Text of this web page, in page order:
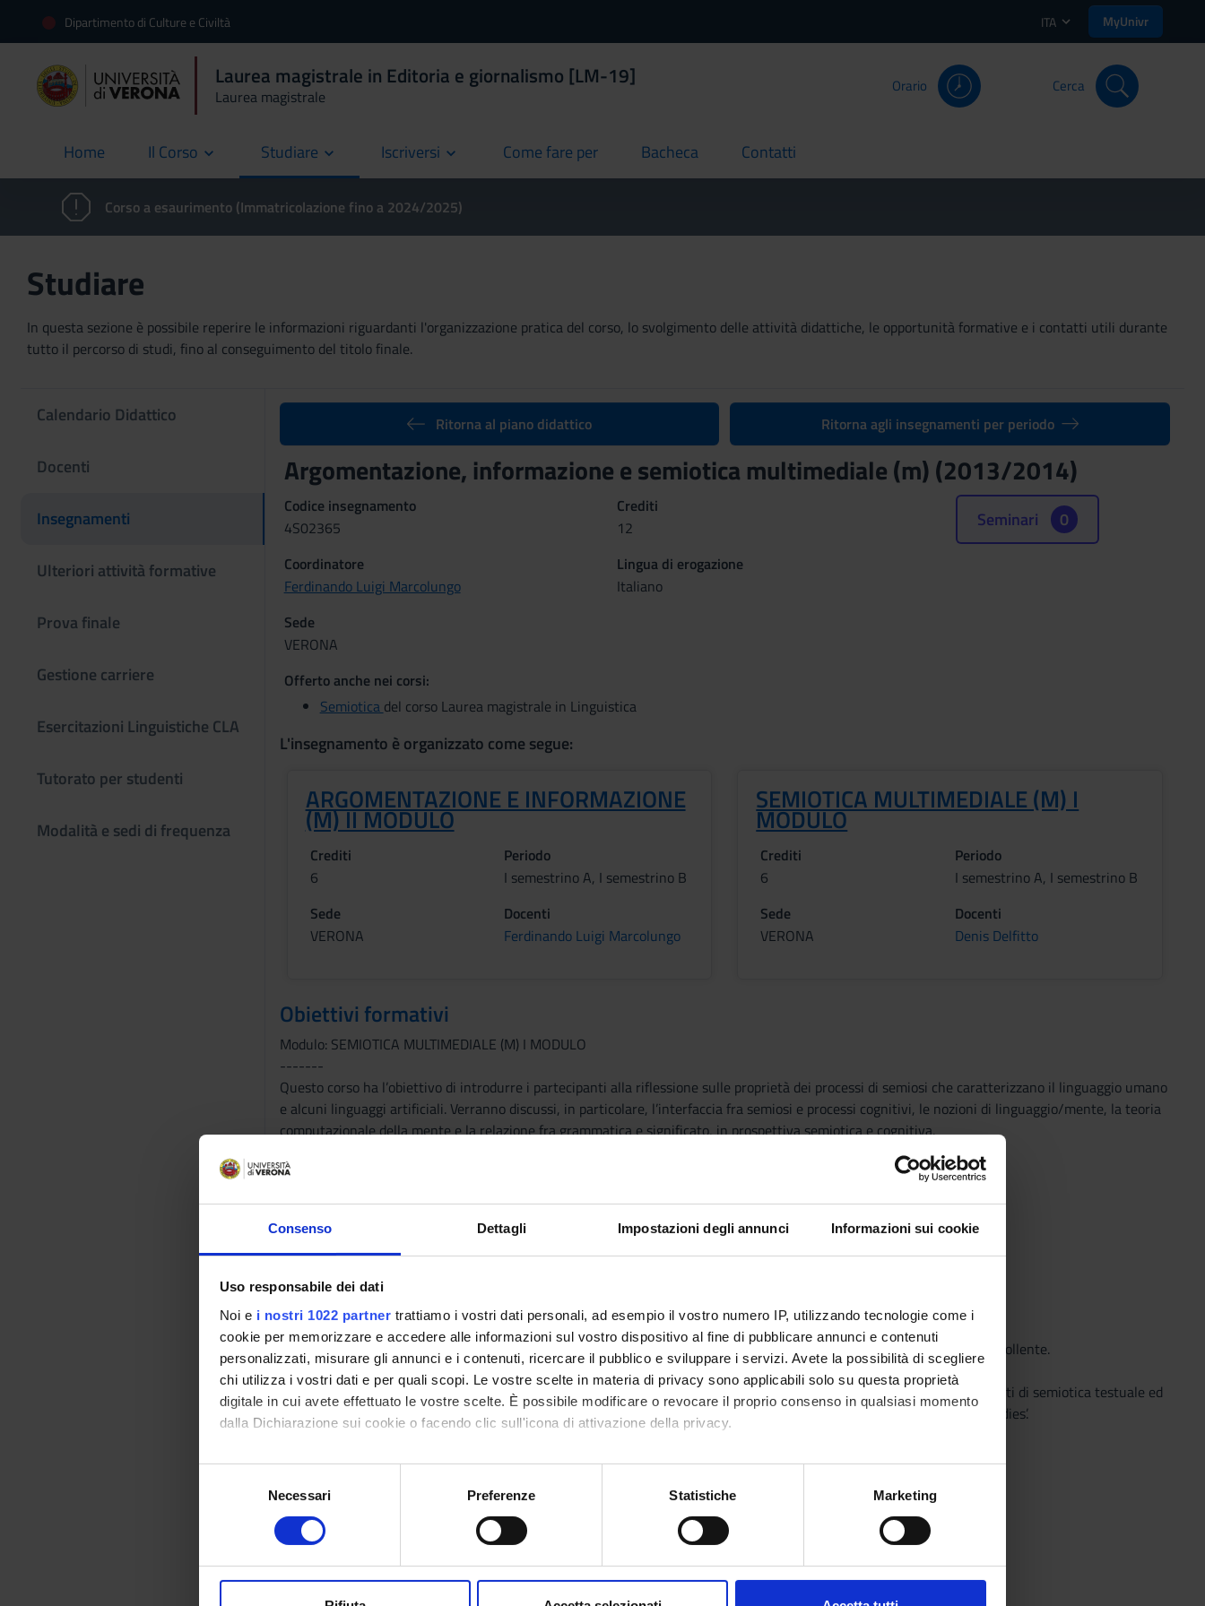
Consenso Dettagli Impostazioni degli annunci Informazioni sui cookie
Uso responsabile dei dati
Noi e i nostri 1022 partner trattiamo i vostri dati personali, ad esempio il vostro numero IP, utilizzando tecnologie come i
cookie per memorizzare e accedere alle informazioni sul vostro dispositivo al fine di pubblicare annunci e contenuti
personalizzati, misurare gli annunci e i contenuti, ricercare il pubblico e sviluppare i servizi. Avete la possibilità di scegliere
chi utilizza i vostri dati e per quali scopi. Le vostre scelte in materia di privacy sono applicabili solo su questa proprietà
digitale in cui avete effettuato le vostre scelte. È possibile modificare o revocare il proprio consenso in qualsiasi momento
dalla Dichiarazione sui cookie o facendo clic sull'icona di attivazione della privacy.
Con il tuo consenso, vorremmo anche:
raccogliere informazioni sulla tua posizione geografica, con un'approssimazione di qualche metro,
digitali).
modificare o ritirare il tuo consenso in qualsiasi momento dalla Dichiarazione sui cookie.
Necessari Preferenze Statistiche Marketing
Dipartimento di Culture e Civiltà ITA MyUnivr
Laurea magistrale in Editoria e giornalismo [LM-19]
Laurea magistrale
Orario Cerca
Home
current Il Corso Studiare Iscriversi Come fare per
current Bacheca
current Contatti
current
Corso a esaurimento (Immatricolazione fino a 2024/2025)
Studiare
In questa sezione è possibile reperire le informazioni riguardanti l'organizzazione pratica del corso, lo svolgimento delle attività didattiche, le opportunità formative e i contatti utili durante
tutto il percorso di studi, fino al conseguimento del titolo finale.
Calendario Didattico
Docenti
Insegnamenti
Ulteriori attività formative
Prova finale
Gestione carriere
Esercitazioni Linguistiche CLA
Tutorato per studenti
Modalità e sedi di frequenza
Ritorna al piano didattico Ritorna agli insegnamenti per periodo
Argomentazione, informazione e semiotica multimediale (m) (2013/2014)
Codice insegnamento
4S02365
Crediti
12
Coordinatore
Ferdinando Luigi Marcolungo
Lingua di erogazione
Italiano
Sede
VERONA
Offerto anche nei corsi:
Semiotica del corso Laurea magistrale in Linguistica
Seminari 0
L'insegnamento è organizzato come segue:
ARGOMENTAZIONE E INFORMAZIONE
(M) II MODULO
Crediti
6
Periodo
I semestrino A, I semestrino B
Sede
VERONA
Docenti
Ferdinando Luigi Marcolungo
SEMIOTICA MULTIMEDIALE (M) I
MODULO
Crediti
6
Periodo
I semestrino A, I semestrino B
Sede
VERONA
Docenti
Denis Delfitto
Obiettivi formativi
Modulo: SEMIOTICA MULTIMEDIALE (M) I MODULO
-------
Questo corso ha l’obiettivo di introdurre i partecipanti alla riflessione sulle proprietà dei processi di semiosi che caratterizzano il linguaggio umano
e alcuni linguaggi artificiali. Verranno discussi, in particolare, l’interfaccia fra semiosi e processi cognitivi, le nozioni di linguaggio/mente, la teoria
computazionale della mente e la relazione fra grammatica e significato, in prospettiva semiotica e cognitiva.
introdurre ai modelli dell’argomentazione con specifico riferimento alla comunicazione multimediale.
Programma
Modulo: SEMIOTICA MULTIMEDIALE (M) I MODULO
-------
Prerequisiti: I partecipanti debbono aver seguito un corso introduttivo di filosofia del linguaggio o corso dichiarato equipollente.
Contenuto del corso: (i) Proprietà formali dei processi di semiosi. Linguaggio e mente in prospettiva semiotica. Lineamenti di semiotica testuale ed
esempi di applicazione a testi letterari (Flaubert e Proust); (ii) La relazione fra “lessico” e “enciclopedia”: alcuni ‘case studies’.
D. DELFITTO & R. ZAMPARELLI, Le strutture del significato, Bologna, Il Mulino.
Metodi didattici: Lezioni frontali ed esercitazioni seminariali